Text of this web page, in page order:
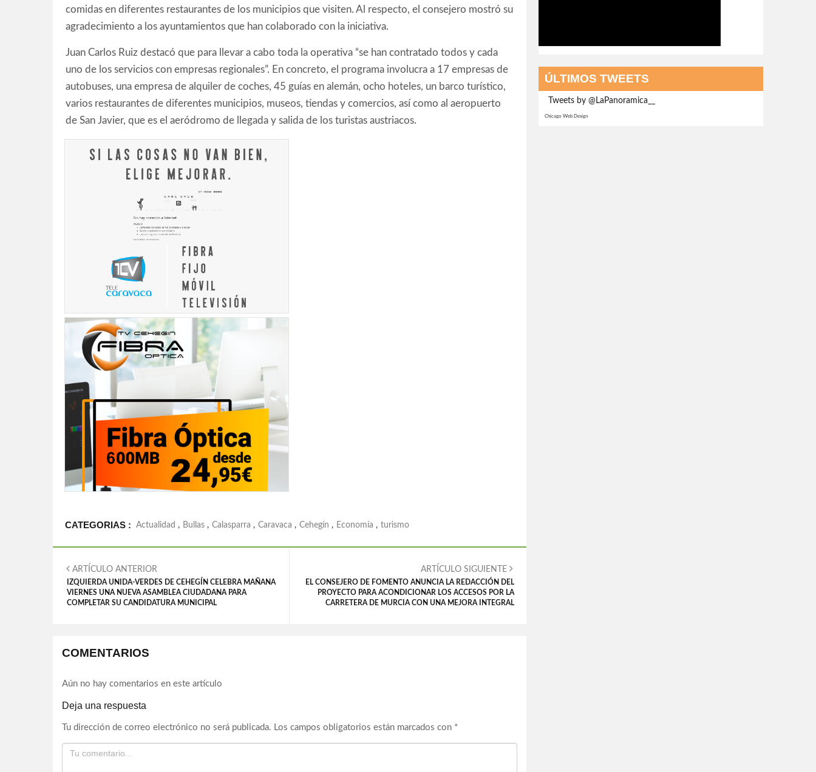
comidas en diferentes restaurantes de los municipios que visiten. Al respecto, el consejero mostró su
agradecimiento a los ayuntamientos que han colaborado con la iniciativa.
Juan Carlos Ruiz destacó que para llevar a cabo toda la operativa “se han contratado todos y cada
uno de los servicios con empresas regionales”. En concreto, el programa involucra a 17 empresas de
autobuses, una empresa de alquiler de coches, 45 guías en alemán, ocho hoteles, un barco turístico,
varios restaurantes de diferentes municipios, museos, tiendas y comercios, así como al aeropuerto
de San Javier, que es el aeródromo de llegada y salida de los turistas austriacos.
CATEGORIAS : Actualidad , Bullas , Calasparra , Caravaca , Cehegín , Economía , turismo
ARTÍCULO ANTERIOR
IZQUIERDA UNIDA-VERDES DE CEHEGÍN CELEBRA MAÑANA
VIERNES UNA NUEVA ASAMBLEA CIUDADANA PARA
COMPLETAR SU CANDIDATURA MUNICIPAL
ARTÍCULO SIGUIENTE
EL CONSEJERO DE FOMENTO ANUNCIA LA REDACCIÓN DEL
PROYECTO PARA ACONDICIONAR LOS ACCESOS POR LA
CARRETERA DE MURCIA CON UNA MEJORA INTEGRAL
COMENTARIOS
Aún no hay comentarios en este artículo
Deja una respuesta
Tu dirección de correo electrónico no será publicada. Los campos obligatorios están marcados con *
ÚLTIMOS TWEETS
Tweets by @LaPanoramica__
Chicago Web Design